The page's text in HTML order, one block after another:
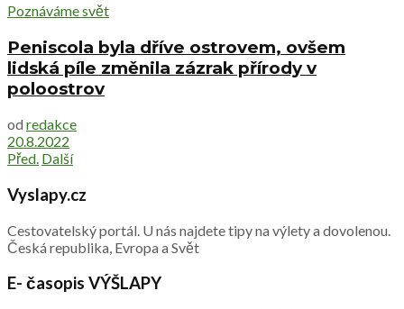
Poznáváme svět
Peniscola byla dříve ostrovem, ovšem
lidská píle změnila zázrak přírody v
poloostrov
od redakce
20.8.2022
Před. Další
Vyslapy.cz
Cestovatelský portál. U nás najdete tipy na výlety a dovolenou.
Česká republika, Evropa a Svět
E- časopis VÝŠLAPY